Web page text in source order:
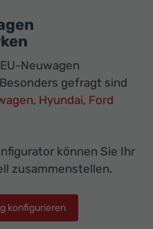
Neuwagen
gefragt sind
, Hyundai, Ford
können Sie Ihr
zusammenstellen.
konfigurieren